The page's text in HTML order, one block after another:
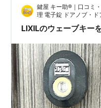
鍵屋 キー助®｜口コミ
理 電子錠 ドアノブ・
LIXILのウェーブキー